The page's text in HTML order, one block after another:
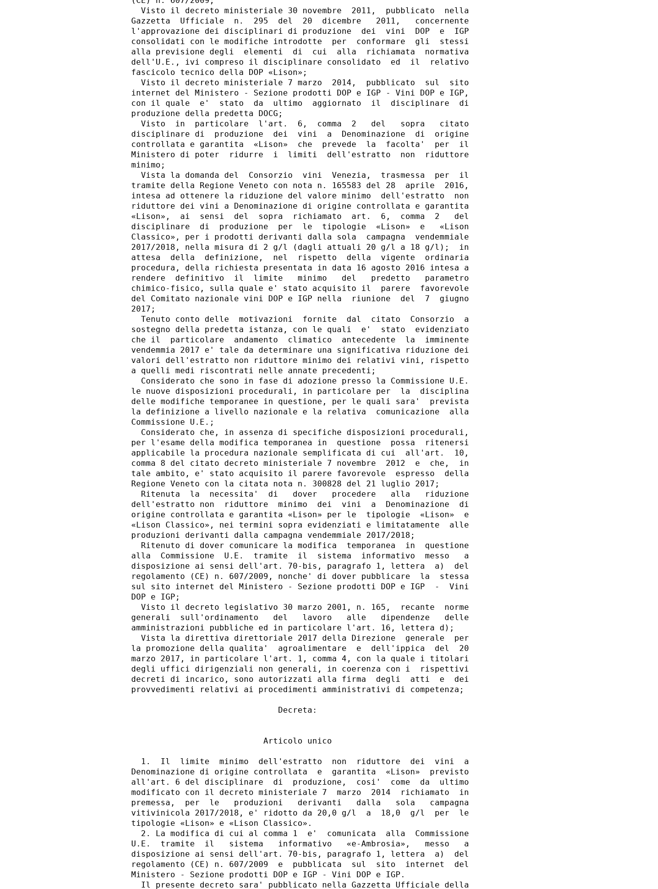
  Visto il decreto ministeriale 30 novembre  2011,  pubblicato  nella
Gazzetta  Ufficiale  n.  295  del  20  dicembre   2011,   concernente
l'approvazione dei disciplinari di produzione  dei  vini  DOP  e  IGP
consolidati con le modifiche introdotte  per  conformare  gli  stessi
alla previsione degli  elementi  di  cui  alla  richiamata  normativa
dell'U.E., ivi compreso il disciplinare consolidato  ed  il  relativo
fascicolo tecnico della DOP «Lison»;
  Visto il decreto ministeriale 7 marzo  2014,  pubblicato  sul  sito
internet del Ministero - Sezione prodotti DOP e IGP - Vini DOP e IGP,
con il quale  e'  stato  da  ultimo  aggiornato  il  disciplinare  di
produzione della predetta DOCG;
  Visto  in  particolare  l'art.  6,  comma  2   del   sopra   citato
disciplinare di  produzione  dei  vini  a  Denominazione  di  origine
controllata e garantita  «Lison»  che  prevede  la  facolta'  per  il
Ministero di poter  ridurre  i  limiti  dell'estratto  non  riduttore
minimo;
  Vista la domanda del  Consorzio  vini  Venezia,  trasmessa  per  il
tramite della Regione Veneto con nota n. 165583 del 28  aprile  2016,
intesa ad ottenere la riduzione del valore minimo  dell'estratto  non
riduttore dei vini a Denominazione di origine controllata e garantita
«Lison»,  ai  sensi  del  sopra  richiamato  art.  6,  comma  2   del
disciplinare  di  produzione  per  le  tipologie  «Lison»  e   «Lison
Classico», per i prodotti derivanti dalla sola  campagna  vendemmiale
2017/2018, nella misura di 2 g/l (dagli attuali 20 g/l a 18 g/l);  in
attesa  della  definizione,  nel  rispetto  della  vigente  ordinaria
procedura, della richiesta presentata in data 16 agosto 2016 intesa a
rendere  definitivo  il  limite   minimo   del   predetto   parametro
chimico-fisico, sulla quale e' stato acquisito il  parere  favorevole
del Comitato nazionale vini DOP e IGP nella  riunione  del  7  giugno
2017;
  Tenuto conto delle  motivazioni  fornite  dal  citato  Consorzio  a
sostegno della predetta istanza, con le quali  e'  stato  evidenziato
che il  particolare  andamento  climatico  antecedente  la  imminente
vendemmia 2017 e' tale da determinare una significativa riduzione dei
valori dell'estratto non riduttore minimo dei relativi vini, rispetto
a quelli medi riscontrati nelle annate precedenti;
  Considerato che sono in fase di adozione presso la Commissione U.E.
le nuove disposizioni procedurali, in particolare per  la  disciplina
delle modifiche temporanee in questione, per le quali sara'  prevista
la definizione a livello nazionale e la relativa  comunicazione  alla
Commissione U.E.;
  Considerato che, in assenza di specifiche disposizioni procedurali,
per l'esame della modifica temporanea in  questione  possa  ritenersi
applicabile la procedura nazionale semplificata di cui  all'art.  10,
comma 8 del citato decreto ministeriale 7 novembre  2012  e  che,  in
tale ambito, e' stato acquisito il parere favorevole  espresso  della
Regione Veneto con la citata nota n. 300828 del 21 luglio 2017;
  Ritenuta  la  necessita'  di   dover   procedere   alla   riduzione
dell'estratto non  riduttore  minimo  dei  vini  a  Denominazione  di
origine controllata e garantita «Lison» per le  tipologie  «Lison»  e
«Lison Classico», nei termini sopra evidenziati e limitatamente  alle
produzioni derivanti dalla campagna vendemmiale 2017/2018;
  Ritenuto di dover comunicare la modifica  temporanea  in  questione
alla  Commissione  U.E.  tramite  il  sistema  informativo  messo   a
disposizione ai sensi dell'art. 70-bis, paragrafo 1, lettera  a)  del
regolamento (CE) n. 607/2009, nonche' di dover pubblicare  la  stessa
sul sito internet del Ministero - Sezione prodotti DOP e IGP  -  Vini
DOP e IGP;
  Visto il decreto legislativo 30 marzo 2001, n. 165,  recante  norme
generali  sull'ordinamento   del   lavoro   alle   dipendenze   delle
amministrazioni pubbliche ed in particolare l'art. 16, lettera d);
  Vista la direttiva direttoriale 2017 della Direzione  generale  per
la promozione della qualita'  agroalimentare  e  dell'ippica  del  20
marzo 2017, in particolare l'art. 1, comma 4, con la quale i titolari
degli uffici dirigenziali non generali, in coerenza con i  rispettivi
decreti di incarico, sono autorizzati alla firma  degli  atti  e  dei
provvedimenti relativi ai procedimenti amministrativi di competenza;
                              Decreta:
                           Articolo unico
  1.  Il  limite  minimo  dell'estratto  non  riduttore  dei  vini  a
Denominazione di origine controllata  e  garantita  «Lison»  previsto
all'art. 6 del disciplinare  di  produzione,  cosi'  come  da  ultimo
modificato con il decreto ministeriale 7  marzo  2014  richiamato  in
premessa,  per  le   produzioni   derivanti   dalla   sola   campagna
vitivinicola 2017/2018, e' ridotto da 20,0 g/l  a  18,0  g/l  per  le
tipologie «Lison» e «Lison Classico».
  2. La modifica di cui al comma 1  e'  comunicata  alla  Commissione
U.E.  tramite  il   sistema   informativo   «e-Ambrosia»,   messo   a
disposizione ai sensi dell'art. 70-bis, paragrafo 1, lettera  a)  del
regolamento (CE) n. 607/2009  e  pubblicata  sul  sito  internet  del
Ministero - Sezione prodotti DOP e IGP - Vini DOP e IGP.
  Il presente decreto sara' pubblicato nella Gazzetta Ufficiale della